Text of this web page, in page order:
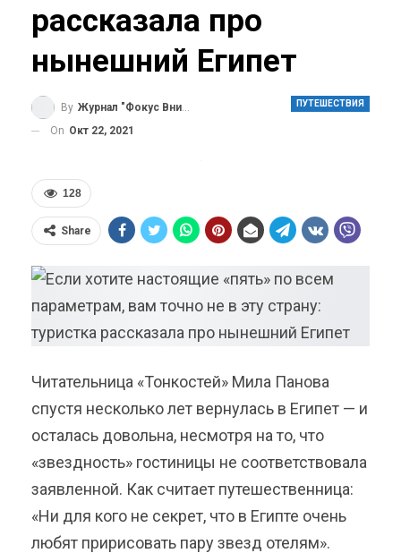
рассказала про
нынешний Египет
ПУТЕШЕСТВИЯ
By Журнал "Фокус Внимания"
On Окт 22, 2021
128
Share
Читательница «Тонкостей» Мила Панова
спустя несколько лет вернулась в Египет — и
осталась довольна, несмотря на то, что
«звездность» гостиницы не соответствовала
заявленной. Как считает путешественница:
«Ни для кого не секрет, что в Египте очень
любят пририсовать пару звезд отелям».